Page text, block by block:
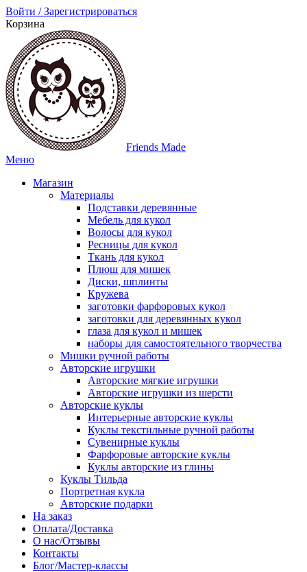
Войти / Зарегистрироваться
Корзина
Friends Made
Меню
Магазин
Материалы
Подставки деревянные
Мебель для кукол
Волосы для кукол
Ресницы для кукол
Ткань для кукол
Плюш для мишек
Диски, шплинты
Кружева
заготовки фарфоровых кукол
заготовки для деревянных кукол
глаза для кукол и мишек
наборы для самостоятельного творчества
Мишки ручной работы
Авторские игрушки
Авторские мягкие игрушки
Авторские игрушки из шерсти
Авторские куклы
Интерьерные авторские куклы
Куклы текстильные ручной работы
Сувенирные куклы
Фарфоровые авторские куклы
Куклы авторские из глины
Куклы Тильда
Портретная кукла
Авторские подарки
На заказ
Оплата/Доставка
О нас/Отзывы
Контакты
Блог/Мастер-классы